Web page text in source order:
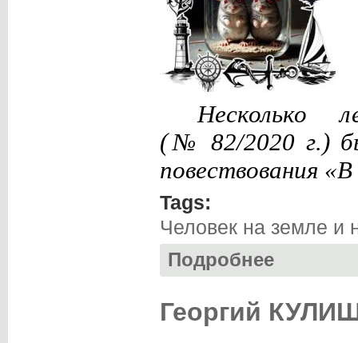
Несколько
(№ 82/2020 г.)
повествования
Tags:
Человек на земле и
Подробнее
Георгий